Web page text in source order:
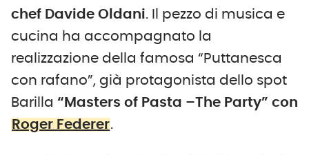
chef Davide Oldani. Il pezzo di musica e
cucina ha accompagnato la
realizzazione della famosa “Puttanesca
con rafano”, già protagonista dello spot
Barilla “Masters of Pasta –The Party” con
Roger Federer.